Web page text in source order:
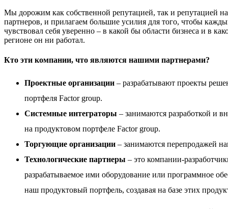
Мы дорожим как собственной репутацией, так и репутацией
партнеров, и прилагаем большие усилия для того, чтобы
чувствовал себя уверенно – в какой бы области бизнеса и в
регионе он ни работал.
Кто эти компании, что являются нашими партнерами?
Проектные организации – разрабатывают проекты
портфеля Factor group.
Системные интеграторы – занимаются разработкой и
на продуктовом портфеле Factor group.
Торгующие организации – занимаются перепродажей
Технологические партнеры – это компании-
разрабатываемое ими оборудование или программное
наш продуктовый портфель, создавая на базе этих